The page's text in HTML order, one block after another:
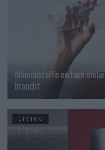
Mineralstoffe einfach
braucht
LIVING